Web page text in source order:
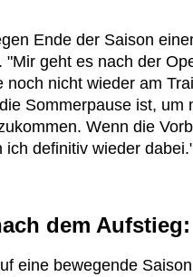
Ende der Saison
"Mir geht es nach der
noch nicht wieder am
Sommerpause ist, um
Wenn die
ich definitiv wieder
dem
eine bewegende